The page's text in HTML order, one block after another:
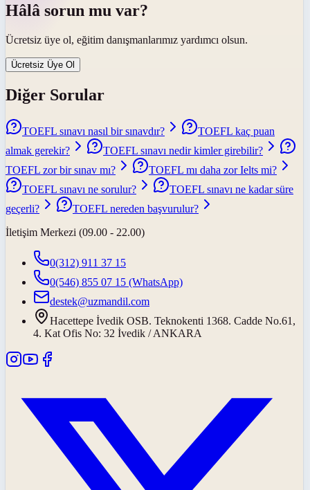
Hâlâ sorun mu var?
Ücretsiz üye ol, eğitim danışmanlarımız yardımcı olsun.
Ücretsiz Üye Ol
Diğer Sorular
TOEFL sınavı nasıl bir sınavdır?
TOEFL kaç puan
almak gerekir?
TOEFL sınavı nedir kimler girebilir?
TOEFL zor bir sınav mı?
TOEFL mı daha zor Ielts mi?
TOEFL sınavı ne sorulur?
TOEFL sınavı ne kadar süre
geçerli?
TOEFL nereden başvurulur?
İletişim Merkezi (09.00 - 22.00)
0(312) 911 37 15
0(546) 855 07 15 (WhatsApp)
destek@uzmandil.com
Hacettepe İvedik OSB. Teknokenti 1368. Cadde No.61,
4. Kat Ofis No: 32 İvedik / ANKARA